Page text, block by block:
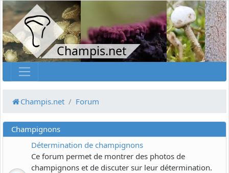
Champis.net
Champis.net Forum
Champignons
Détermination de champignons
Ce forum permet de montrer des photos de
champignons et de discuter sur leur détermination.